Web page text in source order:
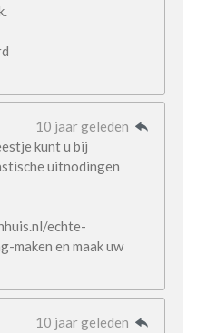
10 jaar geleden
kunt u bij
uitnodingen
echte-
maken en maak uw
10 jaar geleden